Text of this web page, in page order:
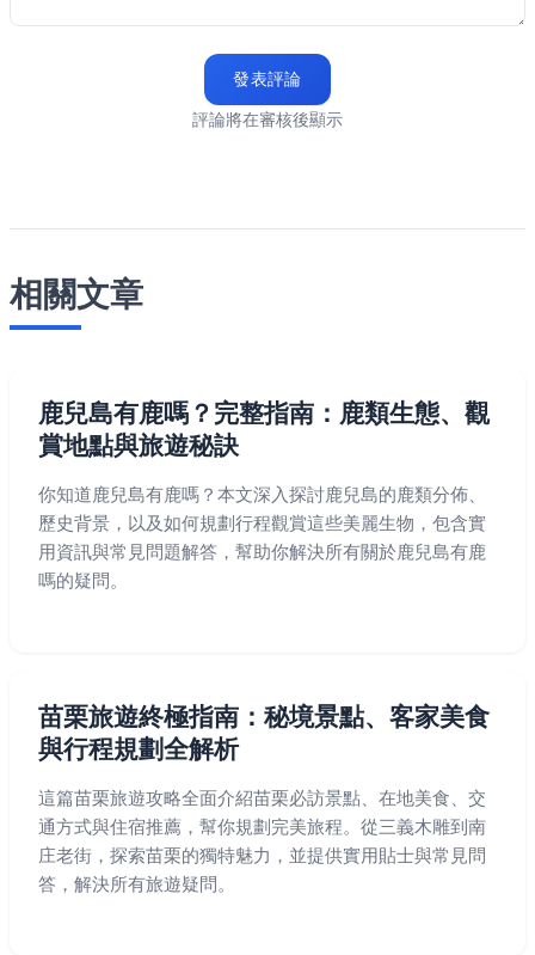
發表評論
評論將在審核後顯示
相關文章
鹿兒島有鹿嗎？完整指南：鹿類生態、觀
賞地點與旅遊秘訣
你知道鹿兒島有鹿嗎？本文深入探討鹿兒島的鹿類分佈、
歷史背景，以及如何規劃行程觀賞這些美麗生物，包含實
用資訊與常見問題解答，幫助你解決所有關於鹿兒島有鹿
嗎的疑問。
苗栗旅遊終極指南：秘境景點、客家美食
與行程規劃全解析
這篇苗栗旅遊攻略全面介紹苗栗必訪景點、在地美食、交
通方式與住宿推薦，幫你規劃完美旅程。從三義木雕到南
庄老街，探索苗栗的獨特魅力，並提供實用貼士與常見問
答，解決所有旅遊疑問。